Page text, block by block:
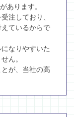
あります。
注しており、
ているからで
なりやすいた
ん。
が、当社の高